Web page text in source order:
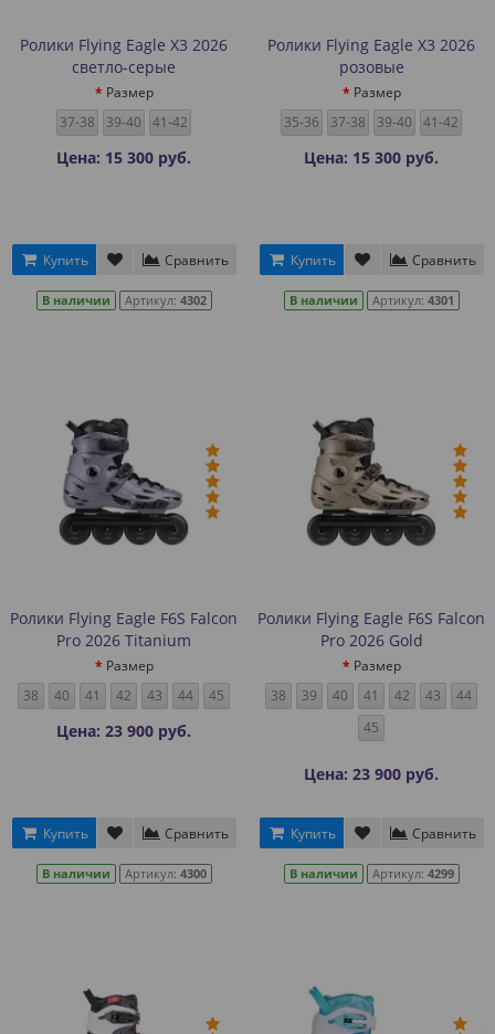
Ролики Flying Eagle X3 2026
светло-серые
Размер
37-38
39-40 41-42
Цена: 15 300 руб.
Купить Сравнить
В наличии Артикул: 4302
Ролики Flying Eagle X3 2026
розовые
Размер
35-36
37-38 39-40 41-42
Цена: 15 300 руб.
Купить Сравнить
В наличии Артикул: 4301
Ролики Flying Eagle F6S Falcon
Pro 2026 Titanium
Размер
38
40 41 42 43 44 45
Цена: 23 900 руб.
Купить Сравнить
В наличии Артикул: 4300
Ролики Flying Eagle F6S Falcon
Pro 2026 Gold
Размер
38
39 40 41 42 43
44
45
Цена: 23 900 руб.
Купить Сравнить
В наличии Артикул: 4299